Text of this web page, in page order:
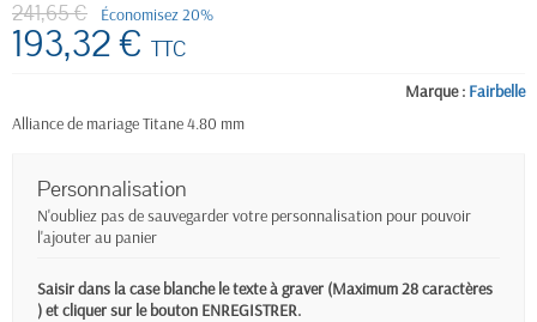
Marque : Fairbelle
241,65 € Économisez 20%
193,32 € TTC
Alliance de mariage Titane 4.80 mm
Personnalisation
N'oubliez pas de sauvegarder votre personnalisation pour pouvoir
l'ajouter au panier
Saisir dans la case blanche le texte à graver (Maximum 28 caractères
) et cliquer sur le bouton ENREGISTRER.